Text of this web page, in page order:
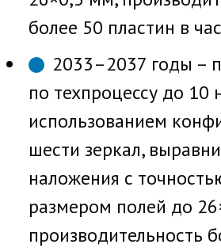
более 50 пластин в
2033–2037 годы –
по техпроцессу до 10
использованием
шести зеркал,
наложения с
размером полей до
производительность